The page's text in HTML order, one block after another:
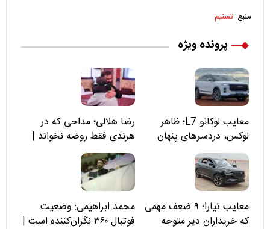
منبع: تسنیم
پرونده ویژه
معایب لوکانو L7؛ ظاهر
لوکس، دردسرهای پنهان
رضا هلالی؛ مداحی که در
هرندی فقط روضه نخواند |
مسئولان «تکیه‌گاه آقا مرتضی
علی(ع)» را جدی‌تر ببینند
معایب تیارا؛ ۹ ضعف مهمی
که خریداران دیر متوجه
محمد ابراهیمی: وضعیت
فوتبال ۳۶۰ نگران‌کننده است |